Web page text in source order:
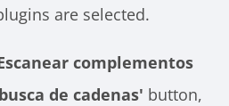
are selected.
complementos
de cadenas' button,